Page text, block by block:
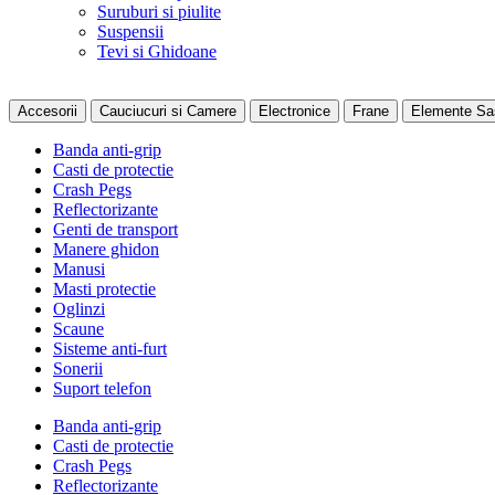
Suruburi si piulite
Suspensii
Tevi si Ghidoane
Accesorii Cauciucuri si Camere Electronice Frane Elemente
Banda anti-grip
Casti de protectie
Crash Pegs
Reflectorizante
Genti de transport
Manere ghidon
Manusi
Masti protectie
Oglinzi
Scaune
Sisteme anti-furt
Sonerii
Suport telefon
Banda anti-grip
Casti de protectie
Crash Pegs
Reflectorizante